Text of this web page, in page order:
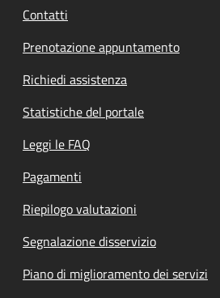
Contatti
Prenotazione appuntamento
Richiedi assistenza
Statistiche del portale
Leggi le FAQ
Pagamenti
Riepilogo valutazioni
Segnalazione disservizio
Piano di miglioramento dei servizi